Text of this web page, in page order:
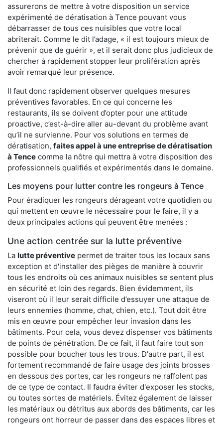
assurerons de mettre à votre disposition un service
expérimenté de dératisation à Tence pouvant vous
débarrasser de tous ces nuisibles que votre local
abriterait. Comme le dit l’adage, « il est toujours mieux de
prévenir que de guérir », et il serait donc plus judicieux de
chercher à rapidement stopper leur prolifération après
avoir remarqué leur présence.
Il faut donc rapidement observer quelques mesures
préventives favorables. En ce qui concerne les
restaurants, ils se doivent d’opter pour une attitude
proactive, c’est-à-dire aller au-devant du problème avant
qu’il ne survienne. Pour vos solutions en termes de
dératisation, faites appel à une entreprise de dératisation
à Tence comme la nôtre qui mettra à votre disposition des
professionnels qualifiés et expérimentés dans le domaine.
Les moyens pour lutter contre les rongeurs à Tence
Pour éradiquer les rongeurs dérageant votre quotidien ou
qui mettent en œuvre le nécessaire pour le faire, il y a
deux principales actions qui peuvent être menées :
Une action centrée sur la lutte préventive
La lutte préventive permet de traiter tous les locaux sans
exception et d'installer des pièges de manière à couvrir
tous les endroits où ces animaux nuisibles se sentent plus
en sécurité et loin des regards. Bien évidemment, ils
viseront où il leur serait difficile d’essuyer une attaque de
leurs ennemies (homme, chat, chien, etc.). Tout doit être
mis en œuvre pour empêcher leur invasion dans les
bâtiments. Pour cela, vous devez dispenser vos bâtiments
de points de pénétration. De ce fait, il faut faire tout son
possible pour boucher tous les trous. D'autre part, il est
fortement recommandé de faire usage des joints brosses
en dessous des portes, car les rongeurs ne raffolent pas
de ce type de contact. Il faudra éviter d'exposer les stocks,
ou toutes sortes de matériels. Évitez également de laisser
les matériaux ou détritus aux abords des bâtiments, car les
rongeurs ont horreur de passer dans des espaces libres et